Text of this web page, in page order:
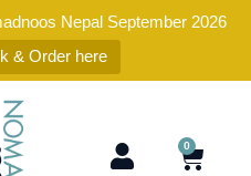
Nepal September 2026
& Order here
0